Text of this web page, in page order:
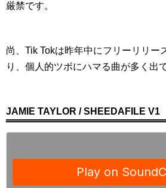
厳禁です。
尚、Tik Tokは昨年中にフリーリリー
り、個人的ツボにハマる曲が多く出
JAMIE TAYLOR / SHEEDAFILE V1